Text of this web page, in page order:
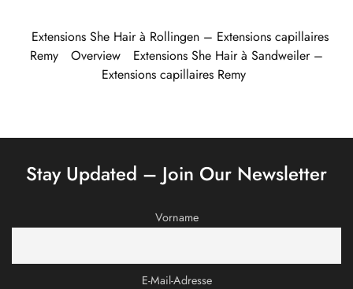
Extensions She Hair à Rollingen – Extensions capillaires
Remy
Overview
Extensions She Hair à Sandweiler –
Extensions capillaires Remy
Stay Updated – Join Our Newsletter
Vorname
E-Mail-Adresse